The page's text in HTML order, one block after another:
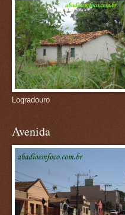
Logradouro
Avenida